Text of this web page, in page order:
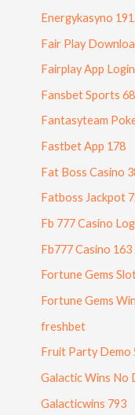
Energykasyno 191
Fair Play
Fairplay App
Fansbet Sports
Fantasyteam
Fastbet App 178
Fat Boss Casino
Fatboss Jackpot
Fb 777 Casino
Fb777 Casino 163
Fortune Gems
Fortune Gems
freshbet
Fruit Party Demo
Galactic Wins No
Galacticwins 793